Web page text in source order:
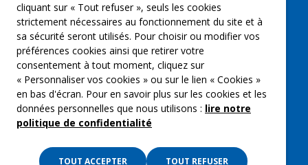
C’moi le chef
Actualités
Contactez nous
Mentions légales
Gestion des cookies
cliquant sur « Tout refuser », seuls les cookies
strictement nécessaires au fonctionnement du site et à
sa sécurité seront utilisés. Pour choisir ou modifier vos
préférences cookies ainsi que retirer votre
consentement à tout moment, cliquez sur
« Personnaliser vos cookies » ou sur le lien « Cookies »
en bas d'écran. Pour en savoir plus sur les cookies et les
données personnelles que nous utilisons : lire notre
politique de confidentialité
TOUT ACCEPTER TOUT REFUSER